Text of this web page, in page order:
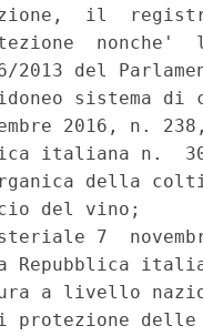
il
2013 del
idoneo sistema
2016, n.
italiana n.
della
del vino;
7
a livello
protezione